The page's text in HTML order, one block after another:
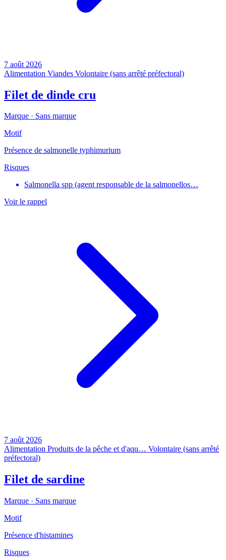
7 août 2026
Alimentation Viandes Volontaire (sans arrêté préfectoral)
Filet de dinde cru
Marque · Sans marque
Motif
Présence de salmonelle typhimurium
Risques
Salmonella spp (agent responsable de la salmonellos…
Voir le rappel
7 août 2026
Alimentation Produits de la pêche et d'aqu… Volontaire (sans arrêté
préfectoral)
Filet de sardine
Marque · Sans marque
Motif
Présence d'histamines
Risques